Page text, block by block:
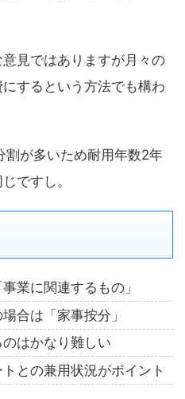
見ではありますが月々の
するという方法でも構わ
が多いため耐用年数2年
ですし。
業に関連するもの」
合は「家事按分」
はかなり難しい
との兼用状況がポイント